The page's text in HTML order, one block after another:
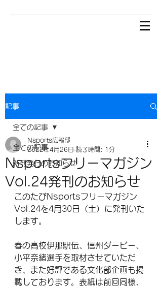
記事
全ての記事
新刊発行のお知らせ
全ての記事
Nsportsフリーマガジン
Vol.24発刊のお知らせ
Nsports広報部
2022年4月26日 読了時間: 1分
このたびNsportsフリーマガジン
Vol.24を4月30日（土）に発刊いた
します。
春の高校伊那駅伝、信州ダービー、
小平奈緒選手を取材させていただ
き、また好評である文化部企画も掲
載しております。表紙は前回同様、